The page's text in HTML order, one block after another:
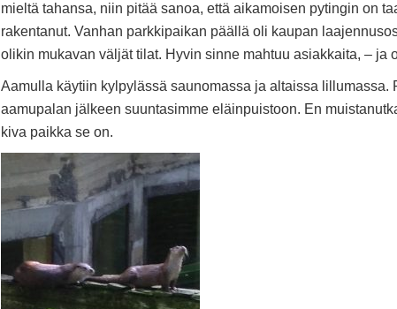
mieltä tahansa, niin pitää sanoa, että aikamoisen pytingin on
rakentanut. Vanhan parkkipaikan päällä oli kaupan
olikin mukavan väljät tilat. Hyvin sinne mahtuu asiakkaita, – ja
Aamulla käytiin kylpylässä saunomassa ja altaissa lillumassa.
aamupalan jälkeen suuntasimme eläinpuistoon. En
kiva paikka se on.